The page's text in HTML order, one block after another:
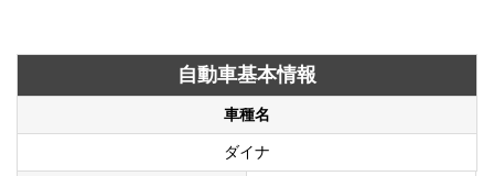
自動車基本情報
車種名
ダイナ